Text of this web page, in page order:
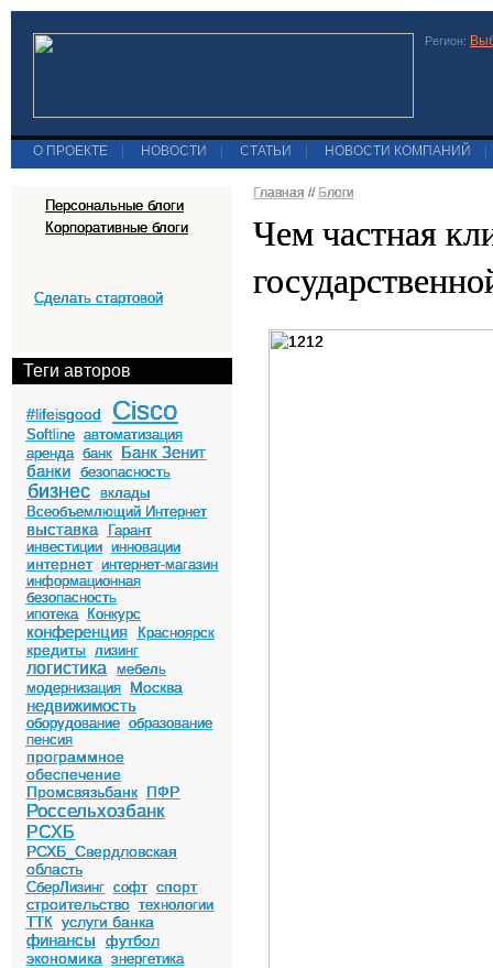
Регион:
О ПРОЕКТЕ НОВОСТИ СТАТЬИ НОВОСТИ КОМПАНИЙ
Персональные блоги
Корпоративные блоги
Сделать стартовой
Теги авторов
#lifeisgood Cisco
Softline автоматизация
аренда банк
Банк Зенит
банки безопасность
бизнес
вклады
Всеобъемлющий Интернет
выставка
Гарант
инвестиции инновации
интернет интернет-магазин
информационная
безопасность
ипотека
Конкурс
конференция Красноярск
кредиты лизинг
логистика
мебель
модернизация
Москва
недвижимость
оборудование образование
пенсия
программное
обеспечение
Промсвязьбанк ПФР
Россельхозбанк
РСХБ
РСХБ_Свердловская
область
СберЛизинг софт спорт
строительство технологии
ТТК услуги банка
финансы
футбол
экономика
энергетика
Главная // Блоги
Чем частная